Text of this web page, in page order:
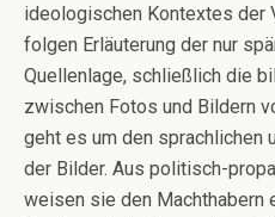
ideologischen Kontextes der
folgen Erläuterung der nur
Quellenlage, schließlich die
zwischen Fotos und Bildern
geht es um den sprachlichen
der Bilder. Aus politisch-
weisen sie den